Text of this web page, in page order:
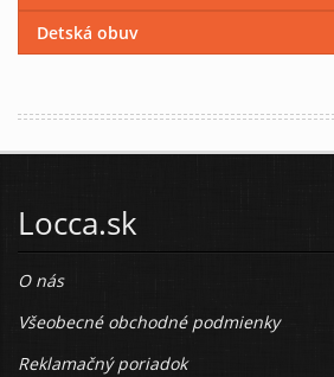
Detská obuv
Locca.sk
O nás
Všeobecné obchodné podmienky
Reklamačný poriadok